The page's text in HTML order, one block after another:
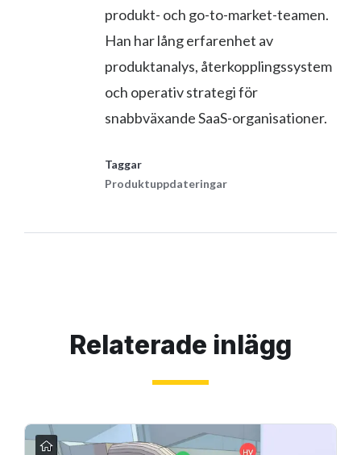
produkt- och go-to-market-teamen.
Han har lång erfarenhet av
produktanalys, återkopplingssystem
och operativ strategi för
snabbväxande SaaS-organisationer.
Taggar
Produktuppdateringar
Relaterade inlägg